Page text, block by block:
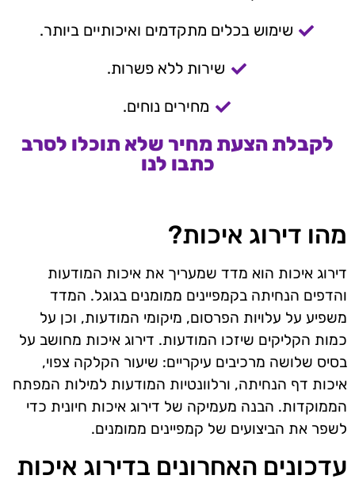
שימוש בכלים מתקדמים ואיכותיים ביותר.
שירות ללא פשרות.
מחירים נוחים.
לקבלת הצעת מחיר שלא תוכלו לסרב
כתבו לנו
מהו דירוג איכות?
דירוג איכות הוא מדד שמעריך את איכות המודעות
והדפים הנחיתה בקמפיינים ממומנים בגוגל. המדד
משפיע על עלויות הפרסום, מיקומי המודעות, וכן על
כמות הקליקים שיזכו המודעות. דירוג איכות מחושב על
בסיס שלושה מרכיבים עיקריים: שיעור הקלקה צפוי,
איכות דף הנחיתה, ורלוונטיות המודעות למילות המפתח
הממוקדות. הבנה מעמיקה של דירוג איכות חיונית כדי
לשפר את הביצועים של קמפיינים ממומנים.
עדכונים האחרונים בדירוג איכות